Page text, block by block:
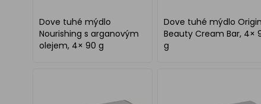
Dove tuhé mýdlo
Nourishing s arganovým
olejem, 4× 90 g
Dove tuhé mýdlo
Beauty Cream Bar, 4×
g